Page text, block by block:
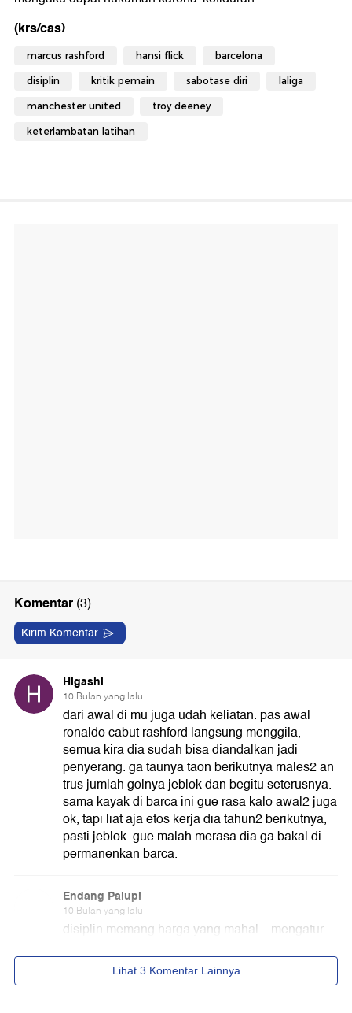
(krs/cas)
marcus rashford hansi flick barcelona
disiplin kritik pemain sabotase diri laliga
manchester united troy deeney
keterlambatan latihan